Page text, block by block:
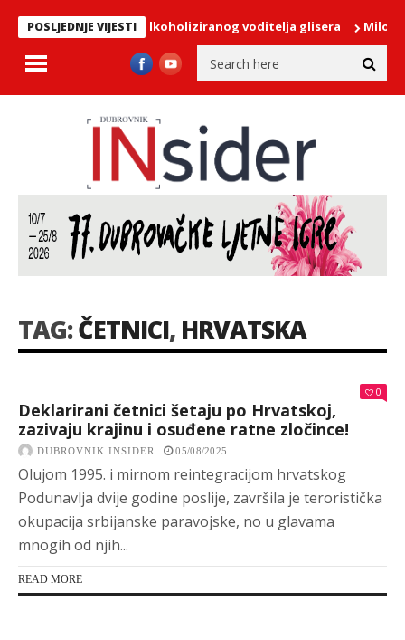
POSLJEDNJE VIJESTI
zaustavila alkoholiziranog voditelja glisera Miloslavić:
TAG:ČETNICI, HRVATSKA
0
Deklarirani četnici šetaju po Hrvatskoj,
zazivaju krajinu i osuđene ratne zločince!
DUBROVNIK INSIDER 05/08/2025
Olujom 1995. i mirnom reintegracijom hrvatskog
Podunavlja dvije godine poslije, završila je teroristička
okupacija srbijanske paravojske, no u glavama
mnogih od njih...
READ MORE